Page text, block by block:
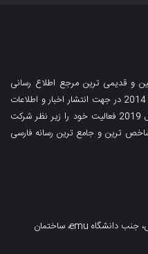
و قدیمی ترین مرجع اطلاع رسانی
فارسی زبان در قبرس فعالیت خود را از سال 2014 در جهت انتشار اخبار و اطلاعات
در حوزه های مختلف آغاز کرده و از آغاز سال 2019 فعالیت خود را زیر نظر شرکت
ترین و جامع ترین رسانه فارسی
قبرس شمالی، فاماگوستا، خیابان سالامیس، جنب دانشگاه emu، ساختمان